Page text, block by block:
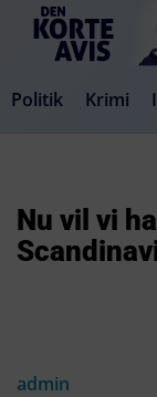
Politik Krimi
Nu vil vi
admin